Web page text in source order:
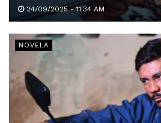
24/09/2025 - 11:34 AM
NOVELA